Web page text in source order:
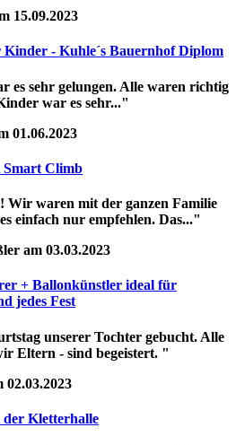
15.09.2023
- Kuhle´s Bauernhof Diplom
es sehr gelungen. Alle waren richtig
war es sehr..."
01.06.2023
Climb
waren mit der ganzen Familie
einfach nur empfehlen. Das..."
am 03.03.2023
+ Ballonkünstler ideal für
jedes Fest
unserer Tochter gebucht. Alle
Eltern - sind begeistert. "
Kletterhalle